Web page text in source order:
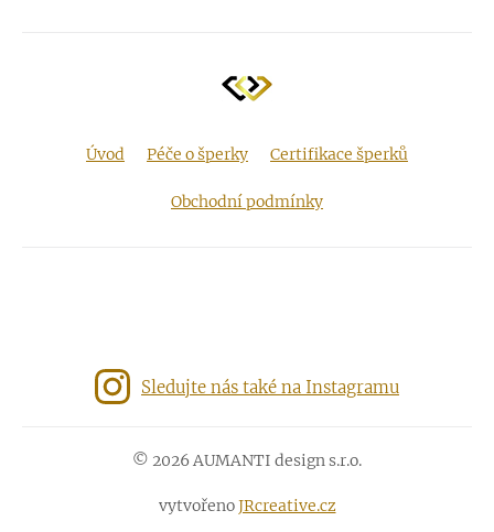
Úvod Péče o šperky Certifikace šperků
Obchodní podmínky
Sledujte nás také na Instagramu
© 2026 AUMANTI design s.r.o.
vytvořenoJRcreative.cz